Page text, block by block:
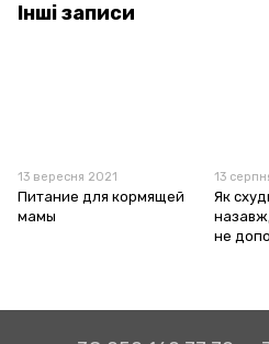
Інші записи
13 вересня 2021
Питание для кормящей
мамы
13
Як
не